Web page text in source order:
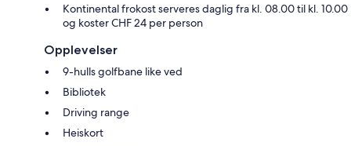
Kontinental frokost serveres daglig fra kl. 08.00 til kl. 10.00
og koster CHF 24 per person
Opplevelser
9-hulls golfbane like ved
Bibliotek
Driving range
Heiskort